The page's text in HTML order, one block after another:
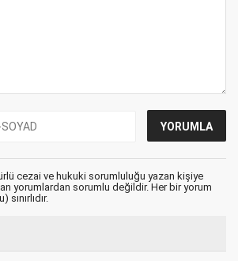
cezai ve hukuki sorumluluğu yazan kişiye
yorumlardan sorumlu değildir. Her bir yorum